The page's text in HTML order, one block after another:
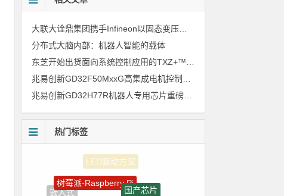
大联大诠鼎集团携手Infineon以固态变压器重构配电效率新标杆
分布式大脑内部：机器人智能的载体
兆易创新GD32H77R机器人专用芯片重磅亮相，精准赋能伺服驱动与关节控制
热门标签
嵌入式
国产芯片